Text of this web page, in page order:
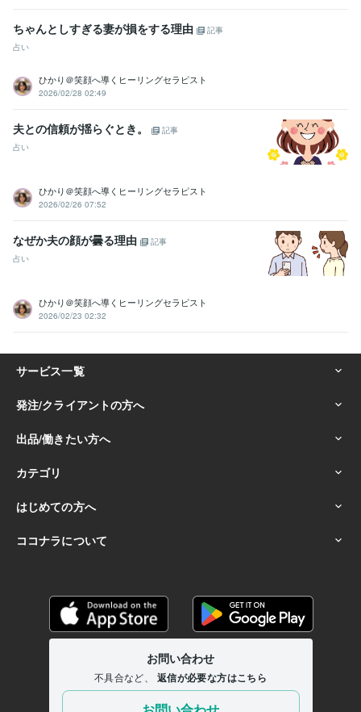
ちゃんとしすぎる妻が損をする理由
記事
占い
ひかり＠笑顔へ導くヒーリングセラピスト
2026/02/28 02:49
夫との信頼が揺らぐとき。
記事
占い
ひかり＠笑顔へ導くヒーリングセラピスト
2026/02/26 07:52
なぜか夫の顔が曇る理由
記事
占い
ひかり＠笑顔へ導くヒーリングセラピスト
2026/02/23 02:32